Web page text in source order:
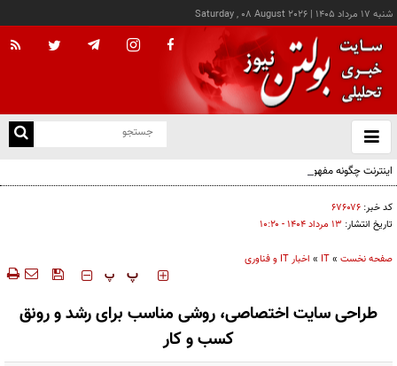
شنبه ۱۷ مرداد ۱۴۰۵ |
Saturday , 08 August 2026
باز
و
اینترنت چگونه مفهوم کودکی را دگرگون کرد؟
کد خبر: ۶۷۶۰۷۶
تاریخ انتشار: ۱۳ مرداد ۱۴۰۴ - ۱۰:۲۰
صفحه نخست »
IT
» اخبار IT و فناوری
‍‍‍ پ پ
طراحی سایت اختصاصی، روشی مناسب برای رشد و رونق
کسب و کار